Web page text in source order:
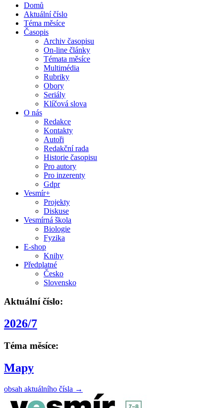
Domů
Aktuální číslo
Téma měsíce
Časopis
Archiv časopisu
On-line články
Témata měsíce
Multimédia
Rubriky
Obory
Seriály
Klíčová slova
O nás
Redakce
Kontakty
Autoři
Redakční rada
Historie časopisu
Pro autory
Pro inzerenty
Gdpr
Vesmír+
Projekty
Diskuse
Vesmírná škola
Biologie
Fyzika
E-shop
Knihy
Předplatné
Česko
Slovensko
Aktuální číslo:
2026/7
Téma měsíce:
Mapy
obsah aktuálního čísla →